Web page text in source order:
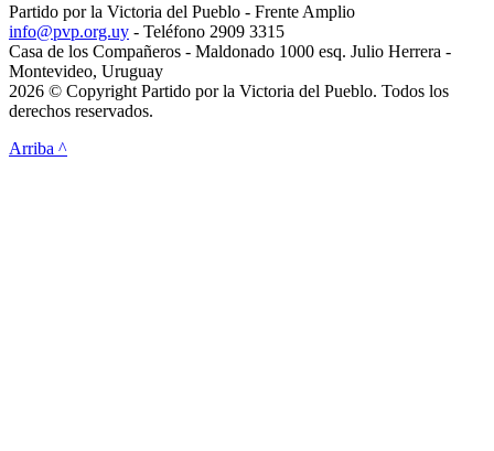
Partido por la Victoria del Pueblo - Frente Amplio
info@pvp.org.uy - Teléfono 2909 3315
Casa de los Compañeros - Maldonado 1000 esq. Julio Herrera -
Montevideo, Uruguay
2026 © Copyright Partido por la Victoria del Pueblo. Todos los
derechos reservados.
Arriba ^